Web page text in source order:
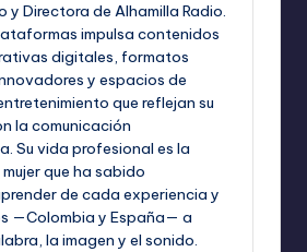
y Directora de Alhamilla Radio.
impulsa contenidos
digitales, formatos
y espacios de
que reflejan su
la comunicación
Su vida profesional es la
que ha sabido
de cada experiencia y
—Colombia y España— a
la imagen y el sonido.